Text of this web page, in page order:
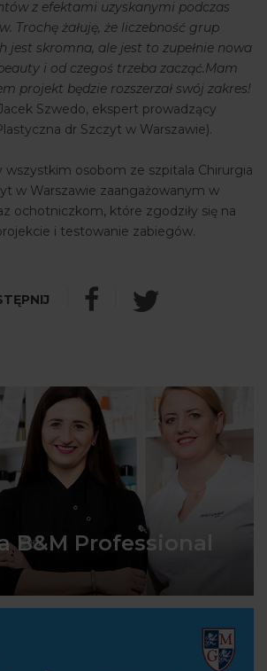
z efektami uzyskanymi podczas
Trochę żałuję, że liczebność grup
jest skromna, ale jest to zupełnie nowa
i od czegoś trzeba zacząć.Mam
projekt będzie rozszerzał swój zakres!
Szwedo, ekspert prowadzący
dr Szczyt w Warszawie).
wszystkim osobom ze szpitala Chirurgia
w Warszawie zaangażowanym w
ochotniczkom, które zgodziły się na
i testowanie zabiegów.
B&M Professional